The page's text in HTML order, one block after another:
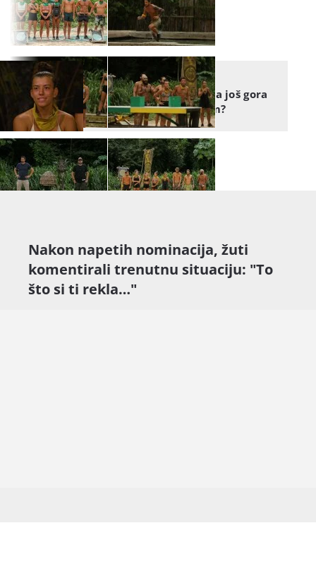
ŠTO MISLITE?
Za Mateu je ova nominacija još gora
- dijelite li mišljenje s njom?
Nakon napetih nominacija, žuti
komentirali trenutnu situaciju: "To
što si ti rekla…"